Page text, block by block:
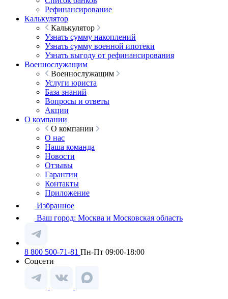
Рефинансирование
Калькулятор
Калькулятор
Узнать сумму накоплений
Узнать сумму военной ипотеки
Узнать выгоду от рефинансирования
Военнослужащим
Военнослужащим
Услуги юриста
База знаний
Вопросы и ответы
Акции
О компании
О компании
О нас
Наша команда
Новости
Отзывы
Гарантии
Контакты
Приложение
Избранное
Ваш город: Москва и Московская область
8 800 500-71-81 Пн-Пт 09:00-18:00
Соцсети